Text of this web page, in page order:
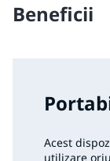
Beneficii
Acest
utilizare